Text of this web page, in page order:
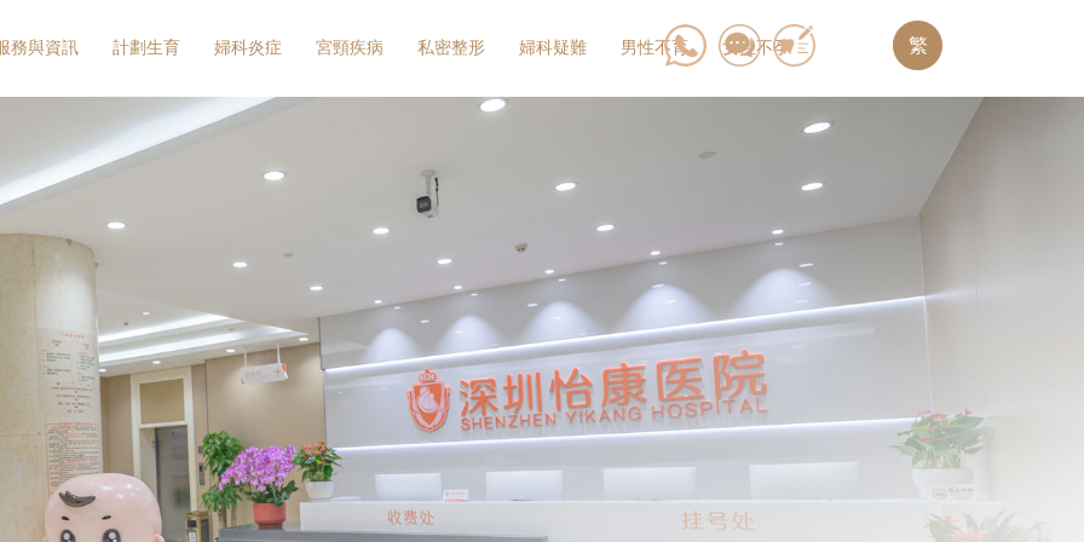
務與資訊 計劃生育 婦科炎症 宮頸疾病 私密整形 婦科疑難 男性不育 女性不孕 繁